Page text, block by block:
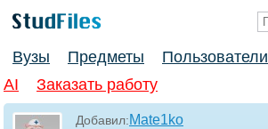
Вузы Предметы Пользователи
AI
Заказать работу
Добавил:Mate1ko